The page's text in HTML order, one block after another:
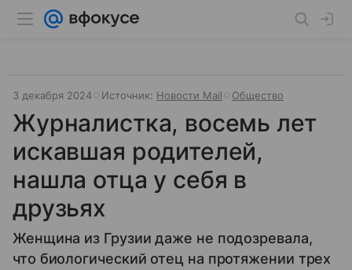
3 декабря 2024 Источник: Новости Mail Общество
Журналистка, восемь лет
искавшая родителей,
нашла отца у себя в
друзьях
Женщина из Грузии даже не подозревала,
что биологический отец на протяжении трех